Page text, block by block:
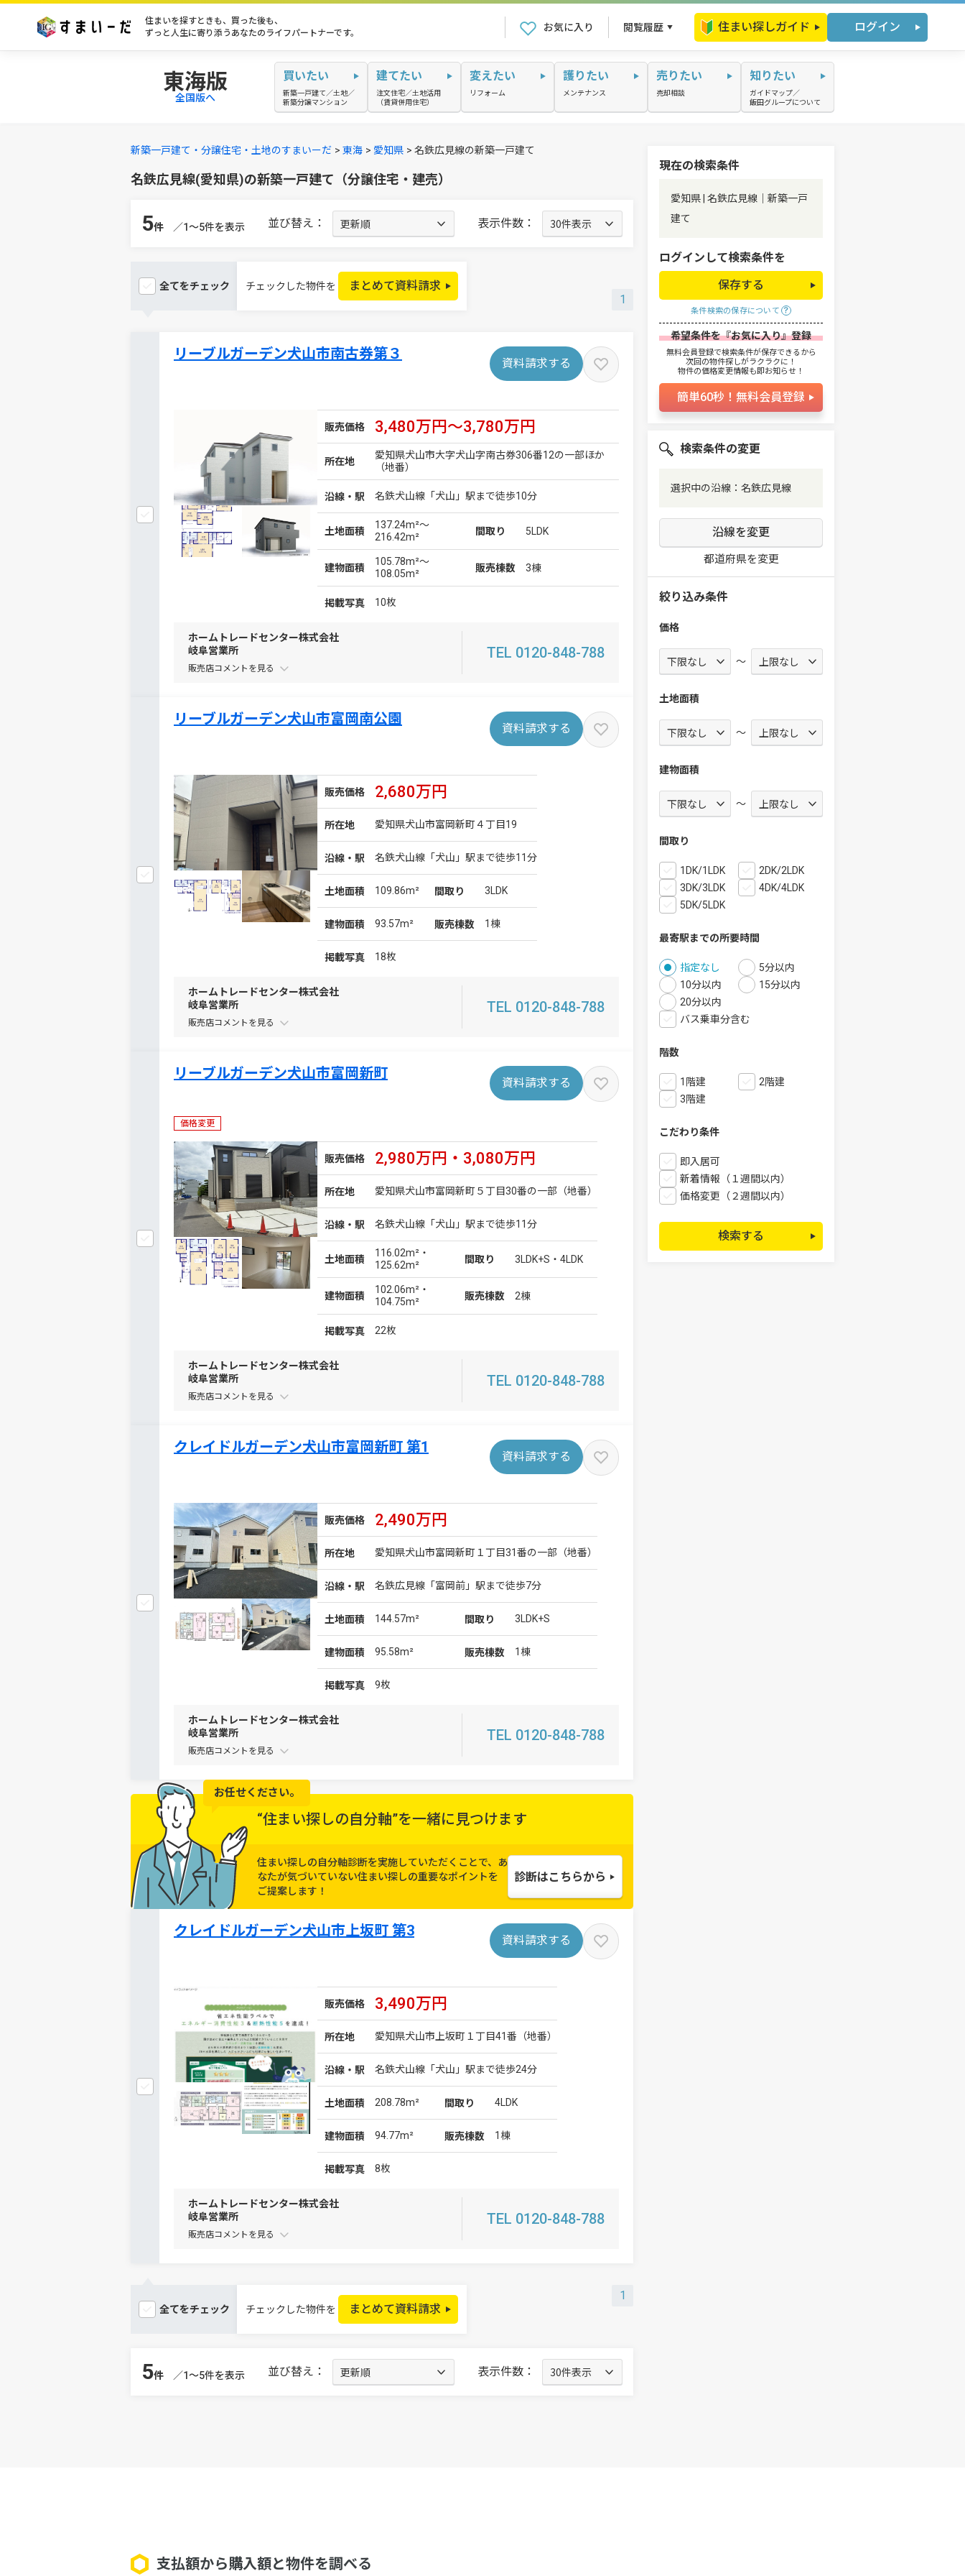
住まいを探すときも、買った後も、
ずっと人生に寄り添うあなたのライフパートナーです。
お気に入り 閲覧履歴 住まい探しガイド ログイン
東海版
全国版へ
買いたい
新築一戸建て／土地／
新築分譲マンション
建てたい
注文住宅／土地活用
（賃貸併用住宅）
変えたい
リフォーム
護りたい
メンテナンス
売りたい
売却相談
知りたい
ガイドマップ／
飯田グループについて
新築一戸建て・分譲住宅・土地のすまいーだ 東海 愛知県 名鉄広見線の新築一戸建て
名鉄広見線(愛知県)の新築一戸建て（分譲住宅・建売）
5件 ／1～5件を表示 並び替え： 表示件数：
全てをチェック チェックした物件を
まとめて資料請求
1
リーブルガーデン犬山市南古券第３
資料請求する
販売価格 3,480万円～3,780万円
所在地
愛知県犬山市大字犬山字南古券306番12の一部ほか
（地番）
沿線・駅 名鉄犬山線「犬山」駅まで徒歩10分
土地面積
137.24m²～
216.42m²
間取り 5LDK
建物面積
105.78m²～
108.05m²
販売棟数 3棟
掲載写真 10枚
ホームトレードセンター株式会社
岐阜営業所
販売店コメントを
TEL 0120-848-788
リーブルガーデン犬山市富岡南公園
資料請求する
販売価格 2,680万円
所在地 愛知県犬山市富岡新町４丁目19
沿線・駅 名鉄犬山線「犬山」駅まで徒歩11分
土地面積 109.86m² 間取り 3LDK
建物面積 93.57m² 販売棟数 1棟
掲載写真 18枚
ホームトレードセンター株式会社
岐阜営業所
販売店コメントを
TEL 0120-848-788
リーブルガーデン犬山市富岡新町
資料請求する
価格変更
販売価格 2,980万円・3,080万円
所在地 愛知県犬山市富岡新町５丁目30番の一部（地番）
沿線・駅 名鉄犬山線「犬山」駅まで徒歩11分
土地面積
116.02m²・
125.62m²
間取り 3LDK+S・4LDK
建物面積
102.06m²・
104.75m²
販売棟数 2棟
掲載写真 22枚
ホームトレードセンター株式会社
岐阜営業所
販売店コメントを
TEL 0120-848-788
クレイドルガーデン犬山市富岡新町 第1
資料請求する
販売価格 2,490万円
所在地 愛知県犬山市富岡新町１丁目31番の一部（地番）
沿線・駅 名鉄広見線「富岡前」駅まで徒歩7分
土地面積 144.57m² 間取り 3LDK+S
建物面積 95.58m² 販売棟数 1棟
掲載写真 9枚
ホームトレードセンター株式会社
岐阜営業所
販売店コメントを
TEL 0120-848-788
クレイドルガーデン犬山市上坂町 第3
資料請求する
販売価格 3,490万円
所在地 愛知県犬山市上坂町１丁目41番（地番）
沿線・駅 名鉄犬山線「犬山」駅まで徒歩24分
土地面積 208.78m² 間取り 4LDK
建物面積 94.77m² 販売棟数 1棟
掲載写真 8枚
ホームトレードセンター株式会社
岐阜営業所
販売店コメントを
TEL 0120-848-788
お任せください。
“住まい探しの自分軸”を一緒に見つけます
住まい探しの自分軸診断を実施していただくことで、
あ
なたが気づいていない住まい探しの重要なポイントを
ご提案します！
診断はこちらから
全てをチェック チェックした物件を まとめて資料請求
1
5件 ／1～5件を表示 並び替え： 表示件数：
現在の検索条件
愛知県 | 名鉄広見線｜新築一戸
建て
ログインして検索条件を
保存する
条件検索の保存について
希望条件を『お気に入り』登録
無料会員登録で検索条件が保存できるから
次回の物件探しがラクラクに！
物件の価格変更情報も即お知らせ！
簡単60秒！無料会員登録
検索条件の変更
選択中の沿線：名鉄広見線
沿線を変更
都道府県を変更
絞り込み条件
価格
～
土地面積
～
建物面積
～
間取り
1DK/1LDK
2DK/2LDK
3DK/3LDK
4DK/4LDK
5DK/5LDK
最寄駅までの所要時間
指定なし
5分以内
10分以内
15分以内
20分以内
バス乗車分含む
階数
1階建
2階建
3階建
こだわり条件
即入居可
新着情報（１週間以内）
価格変更（２週間以内）
検索する
支払額から購入額と物件を調べる